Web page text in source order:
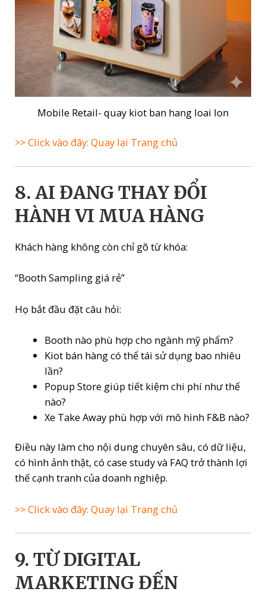
Mobile Retail- quay kiot ban hang loai lon
>> Click vào đây: Quay lại Trang chủ
8. AI ĐANG THAY ĐỔI
HÀNH VI MUA HÀNG
Khách hàng không còn chỉ gõ từ khóa:
“Booth Sampling giá rẻ”
Họ bắt đầu đặt câu hỏi:
Booth nào phù hợp cho ngành mỹ phẩm?
Kiot bán hàng có thể tái sử dụng bao nhiêu
lần?
Popup Store giúp tiết kiệm chi phí như thế
nào?
Xe Take Away phù hợp với mô hình F&B nào?
Điều này làm cho nội dung chuyên sâu, có dữ liệu,
có hình ảnh thật, có case study và FAQ trở thành lợi
thế cạnh tranh của doanh nghiệp.
>> Click vào đây: Quay lại Trang chủ
9. TỪ DIGITAL
MARKETING ĐẾN